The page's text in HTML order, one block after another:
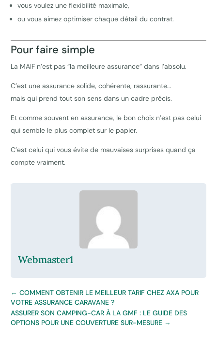
vous voulez une flexibilité maximale,
ou vous aimez optimiser chaque détail du contrat.
Pour faire simple
La MAIF n’est pas “la meilleure assurance” dans l’absolu.
C’est une assurance solide, cohérente, rassurante…
mais qui prend tout son sens dans un cadre précis.
Et comme souvent en assurance, le bon choix n’est pas celui
qui semble le plus complet sur le papier.
C’est celui qui vous évite de mauvaises surprises quand ça
compte vraiment.
Webmaster1
←COMMENT OBTENIR LE MEILLEUR TARIF CHEZ AXA POUR
VOTRE ASSURANCE CARAVANE ?
ASSURER SON CAMPING-CAR À LA GMF : LE GUIDE DES
OPTIONS POUR UNE COUVERTURE SUR-MESURE →